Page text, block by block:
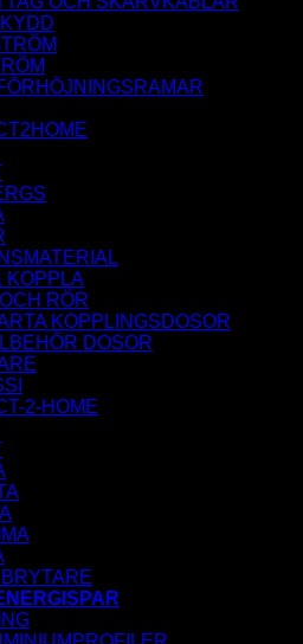
KOPPLA
RÖR
KOPPLINGSDOSOR
DOSOR
2-HOME